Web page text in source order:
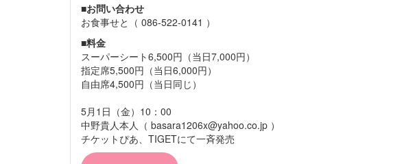
■お問い合わせ
お食事せと（ 086-522-0141 ）
■料金
スーパーシート6,500円（当日7,000円）
指定席5,500円（当日6,000円）
自由席4,500円（当日同じ）
5月1日（金）10：00
中野貴人本人（ basara1206x@yahoo.co.jp ）
チケットぴあ、TIGETにて一斉発売